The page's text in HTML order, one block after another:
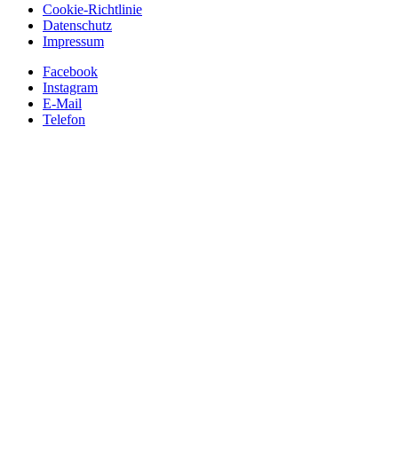
Cookie-Richtlinie
Datenschutz
Impressum
Facebook
Instagram
E-Mail
Telefon